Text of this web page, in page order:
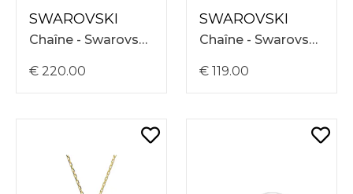
SWAROVSKI
Chaîne - Swarovski Matrix Necklace 30-40 5754020
€ 220.00
SWAROVSKI
Chaîne - Swarovski Millenia Necklace 38-45 5760057
€ 119.00